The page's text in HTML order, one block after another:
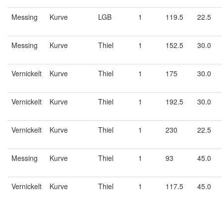
Messing Kurve LGB 1 119.5 22.5
Messing Kurve Thiel 1 152.5 30.0
Vernickelt Kurve Thiel 1 175 30.0
Vernickelt Kurve Thiel 1 192.5 30.0
Vernickelt Kurve Thiel 1 230 22.5
Messing Kurve Thiel 1 93 45.0
Vernickelt Kurve Thiel 1 117.5 45.0